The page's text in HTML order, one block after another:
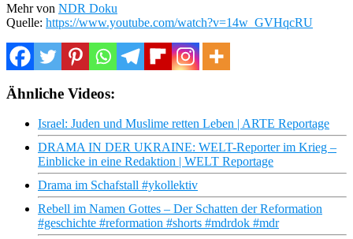
Mehr von NDR Doku
Quelle: https://www.youtube.com/watch?v=14w_GVHqcRU
Ähnliche Videos:
Israel: Juden und Muslime retten Leben | ARTE Reportage
DRAMA IN DER UKRAINE: WELT-Reporter im Krieg –
Einblicke in eine Redaktion | WELT Reportage
Drama im Schafstall #ykollektiv
Rebell im Namen Gottes – Der Schatten der Reformation
#geschichte #reformation #shorts #mdrdok #mdr